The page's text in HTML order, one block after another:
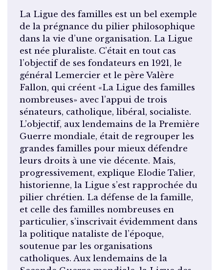
La Ligue des familles est un bel exemple
de la prégnance du pilier philosophique
dans la vie d’une organisation. La Ligue
est née pluraliste. C’était en tout cas
l’objectif de ses fondateurs en 1921, le
général Lemercier et le père Valère
Fallon, qui créent «La Ligue des familles
nombreuses» avec l’appui de trois
sénateurs, catholique, libéral, socialiste.
L’objectif, aux lendemains de la Première
Guerre mondiale, était de regrouper les
grandes familles pour mieux défendre
leurs droits à une vie décente. Mais,
progressivement, explique Elodie Talier,
historienne, la Ligue s’est rapprochée du
pilier chrétien. La défense de la famille,
et celle des familles nombreuses en
particulier, s’inscrivait évidemment dans
la politique nataliste de l’époque,
soutenue par les organisations
catholiques. Aux lendemains de la